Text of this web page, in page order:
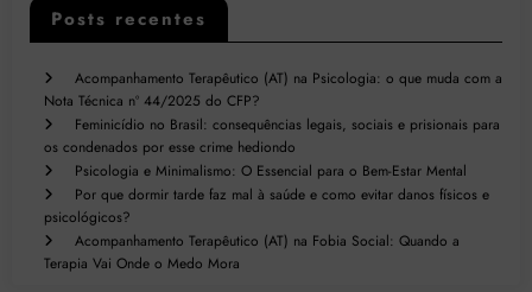
Posts recentes
Acompanhamento Terapêutico (AT) na Psicologia: o que muda com a
Nota Técnica nº 44/2025 do CFP?
Feminicídio no Brasil: consequências legais, sociais e prisionais para
os condenados por esse crime hediondo
Psicologia e Minimalismo: O Essencial para o Bem-Estar Mental
Por que dormir tarde faz mal à saúde e como evitar danos físicos e
psicológicos?
Acompanhamento Terapêutico (AT) na Fobia Social: Quando a
Terapia Vai Onde o Medo Mora